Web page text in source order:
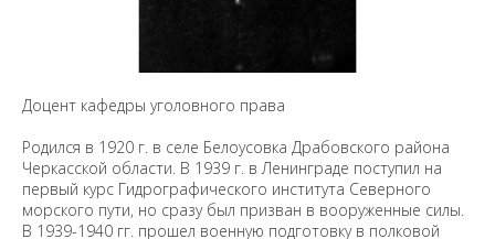
Доцент кафедры уголовного права
Родился в 1920 г. в селе Белоусовка Драбовского района
Черкасской области. В 1939 г. в Ленинграде поступил на
первый курс Гидрографического института Северного
морского пути, но сразу был призван в вооруженные силы.
В 1939-1940 гг. прошел военную подготовку в полковой